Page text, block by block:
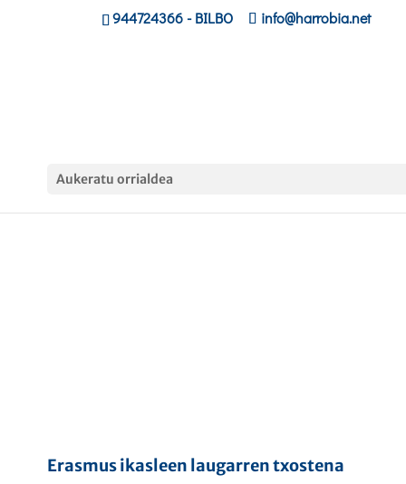
944724366- BILBO info@harrobia.net
Aukeratu orrialdea
Erasmus ikasleen laugarren txostena